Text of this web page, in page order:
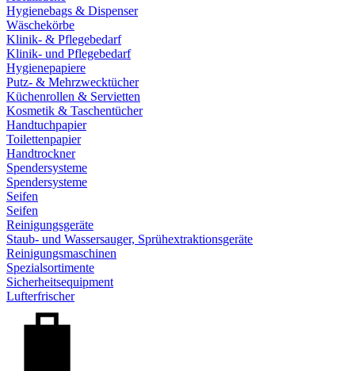
Hygienebags & Dispenser
Wäschekörbe
Klinik- & Pflegebedarf
Klinik- und Pflegebedarf
Hygienepapiere
Putz- & Mehrzwecktücher
Küchenrollen & Servietten
Kosmetik & Taschentücher
Handtuchpapier
Toilettenpapier
Handtrockner
Spendersysteme
Spendersysteme
Seifen
Seifen
Reinigungsgeräte
Staub- und Wassersauger, Sprühextraktionsgeräte
Reinigungsmaschinen
Spezialsortimente
Sicherheitsequipment
Lufterfrischer